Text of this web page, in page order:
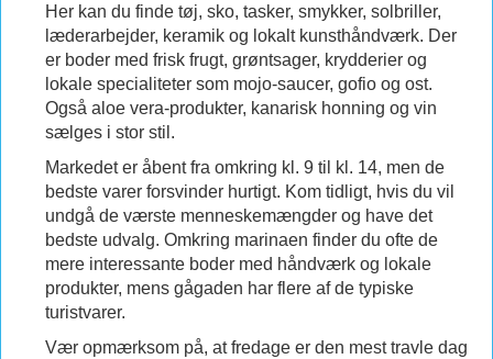
Her kan du finde tøj, sko, tasker, smykker, solbriller,
læderarbejder, keramik og lokalt kunsthåndværk. Der
er boder med frisk frugt, grøntsager, krydderier og
lokale specialiteter som mojo-saucer, gofio og ost.
Også aloe vera-produkter, kanarisk honning og vin
sælges i stor stil.
Markedet er åbent fra omkring kl. 9 til kl. 14, men de
bedste varer forsvinder hurtigt. Kom tidligt, hvis du vil
undgå de værste menneskemængder og have det
bedste udvalg. Omkring marinaen finder du ofte de
mere interessante boder med håndværk og lokale
produkter, mens gågaden har flere af de typiske
turistvarer.
Vær opmærksom på, at fredage er den mest travle dag